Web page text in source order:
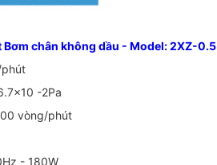
Bơm chân không dầu - Model: 2XZ-0.5
-2Pa
vòng/phút
- 180W